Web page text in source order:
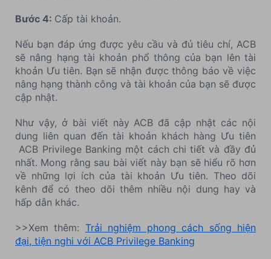
Bước 4: Cấp tài khoản.
Nếu bạn đáp ứng được yêu cầu và đủ tiêu chí, ACB
sẽ nâng hạng tài khoản phổ thông của bạn lên tài
khoản Ưu tiên. Bạn sẽ nhận được thông báo về việc
nâng hạng thành công và tài khoản của bạn sẽ được
cập nhật.
Như vậy, ở bài viết này ACB đã cập nhật các nội
dung liên quan đến tài khoản khách hàng Ưu tiên
ACB Privilege Banking một cách chi tiết và đầy đủ
nhất. Mong rằng sau bài viết này bạn sẽ hiểu rõ hơn
về những lợi ích của tài khoản Ưu tiên. Theo dõi
kênh để có theo dõi thêm nhiều nội dung hay và
hấp dẫn khác.
>>Xem thêm: Trải nghiệm phong cách sống hiện
đại, tiện nghi với ACB Privilege Banking